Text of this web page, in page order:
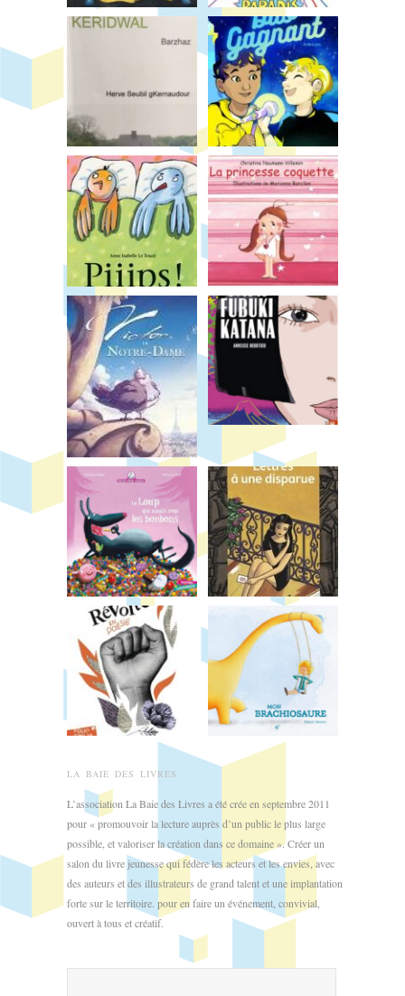
LA BAIE DES LIVRES
L’association La Baie des Livres a été crée en septembre 2011
pour « promouvoir la lecture auprès d’un public le plus large
possible, et valoriser la création dans ce domaine ». Créer un
salon du livre jeunesse qui fédère les acteurs et les envies, avec
des auteurs et des illustrateurs de grand talent et une implantation
forte sur le territoire. pour en faire un événement, convivial,
ouvert à tous et créatif.